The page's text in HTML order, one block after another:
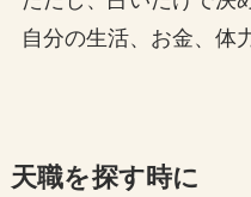
自分の生活、お金、体
天職を探す時に